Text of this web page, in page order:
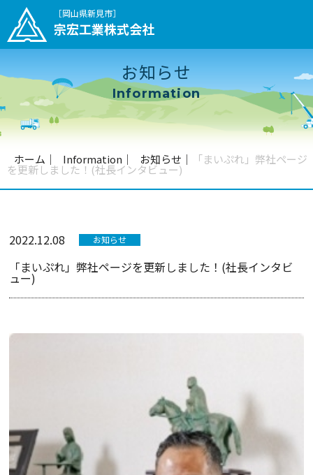
［岡山県新見市］
宗宏工業株式会社
お知らせ
Information
ホーム ｜ Information ｜ お知らせ ｜ 「まいぷれ」弊社ページ
を更新しました！(社長インタビュー)
2022.12.08 お知らせ
「まいぷれ」弊社ページを更新しました！(社長インタビ
ュー)